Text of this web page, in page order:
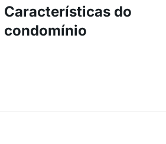
Características do
condomínio